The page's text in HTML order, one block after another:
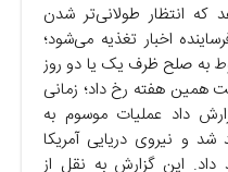
انتظار طولانی‌تر شدن
اخبار تغذیه می‌شود؛
به صلح ظرف یک یا دو روز
همین هفته رخ داد؛ زمانی
داد عملیات موسوم به
شد و نیروی دریایی آمریکا
این گزارش به نقل از